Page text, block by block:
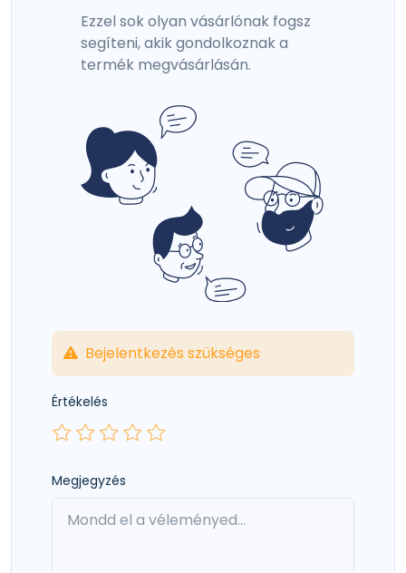
Ezzel sok olyan vásárlónak fogsz
segíteni, akik gondolkoznak a
termék megvásárlásán.
Bejelentkezés szükséges
Értékelés
Megjegyzés